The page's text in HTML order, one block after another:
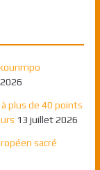
plus de 40 points
13 juillet 2026
sacré